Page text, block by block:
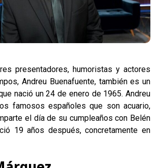
presentadores, humoristas y actores
Andreu Buenafuente, también es un
nació un 24 de enero de 1965. Andreu
famosos españoles que son acuario,
el día de su cumpleaños con Belén
19 años después, concretamente en